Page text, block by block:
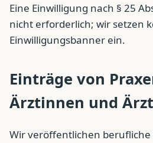
Eine Einwilligung nach § 25
nicht erforderlich; wir setzen
Einwilligungsbanner ein.
Einträge von
Ärztinnen und
Wir veröffentlichen